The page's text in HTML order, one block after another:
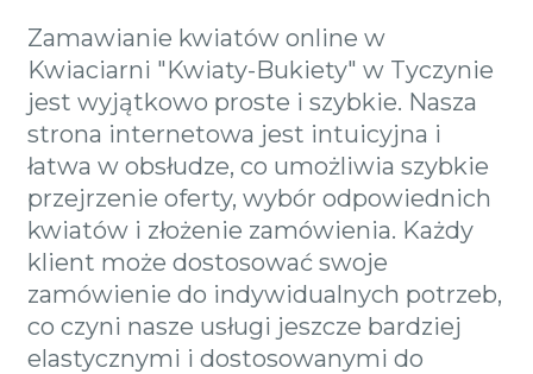
Zamawianie kwiatów online w
Kwiaciarni "Kwiaty-Bukiety" w Tyczynie
jest wyjątkowo proste i szybkie. Nasza
strona internetowa jest intuicyjna i
łatwa w obsłudze, co umożliwia szybkie
przejrzenie oferty, wybór odpowiednich
kwiatów i złożenie zamówienia. Każdy
klient może dostosować swoje
zamówienie do indywidualnych potrzeb,
co czyni nasze usługi jeszcze bardziej
elastycznymi i dostosowanymi do